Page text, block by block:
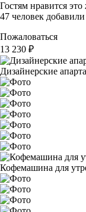
Гостям нравится
47 человек
Пожаловаться
13 230 ₽
Дизайнерские
Кофемашина для